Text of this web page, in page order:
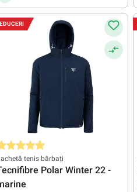
medie de 5 din 5 stele
tenis bărbați
Polar Winter 22 -